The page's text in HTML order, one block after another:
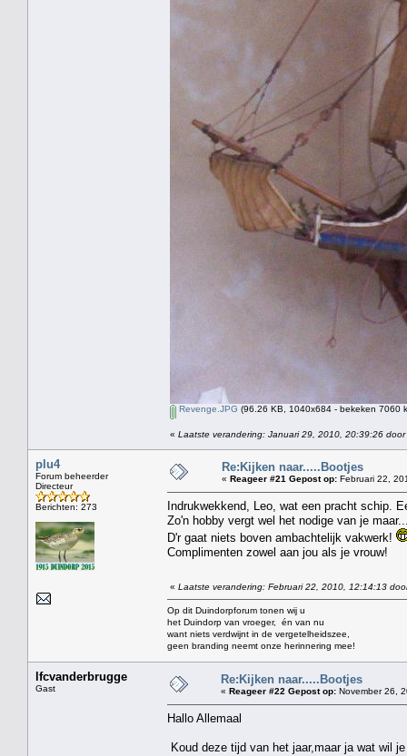
Revenge.JPG (96.26 KB, 1040x684 - bekeken 7060
« Laatste verandering: Januari 29, 2010, 20:39:26
plu4
Forum beheerder
Directeur
Berichten: 273
Re:Kijken naar.....Bootjes
« Reageer #21 Gepost op: Februari 22,
Indrukwekkend, Leo, wat een pracht schip.
Zo'n hobby vergt wel het nodige van je
D'r gaat niets boven ambachtelijk vakwerk!
Complimenten zowel aan jou als je vrouw!
« Laatste verandering: Februari 22, 2010, 12:14:13
Op dit Duindorpforum tonen wij u
het Duindorp van vroeger, én van nu
want niets verdwijnt in de vergetelheidszee,
geen branding neemt onze herinnering mee!
lfcvanderbrugge
Gast
Re:Kijken naar.....Bootjes
« Reageer #22 Gepost op: November 26,
Hallo Allemaal
Koud deze tijd van het jaar,maar ja wat wil